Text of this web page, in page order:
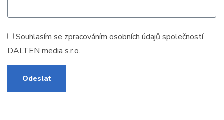
Souhlasím se zpracováním osobních údajů společností
DALTEN media s.r.o.
Odeslat